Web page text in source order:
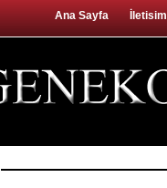
Ana Sayfa İletisim